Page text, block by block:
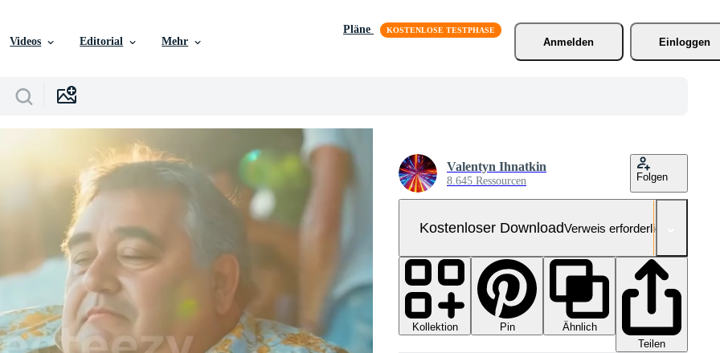
Videos Editorial Mehr
Pläne
Anmelden
Einloggen
Valentyn Ihnatkin
8.645 Ressourcen Folgen
Kostenloser DownloadVerweis erforderlich
Kollektion Pin
Ähnlich
Teilen